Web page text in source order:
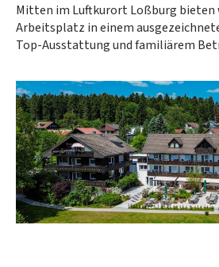
Mitten im Luftkurort Loßburg bieten
Arbeitsplatz in einem
Top-Ausstattung und familiärem